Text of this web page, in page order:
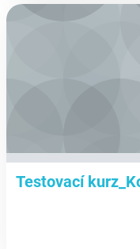
aa
Testovací